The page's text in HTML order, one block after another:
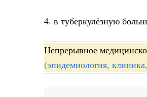
4. в туберкулёзную
Непрерывное
(эпидемиология,